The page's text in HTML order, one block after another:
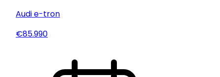
Audie-tron
€85.990